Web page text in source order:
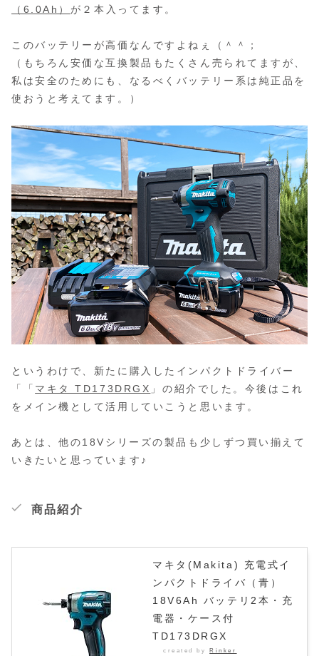
（6.0Ah） が２本入ってます。
このバッテリーが高価なんですよねぇ（＾＾；
（もちろん安価な互換製品もたくさん売られてますが、
私は安全のためにも、なるべくバッテリー系は純正品を
使おうと考えてます。）
というわけで、新たに購入したインパクトドライバー
「「 マキタ TD173DRGX 」の紹介でした。今後はこれ
をメイン機として活用していこうと思います。
あとは、他の18Vシリーズの製品も少しずつ買い揃えて
いきたいと思っています♪
商品紹介
マキタ(Makita) 充電式イ
ンパクトドライバ（青）
18V6Ah バッテリ2本・充
電器・ケース付
TD173DRGX
created byRinker